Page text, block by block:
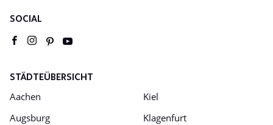
SOCIAL
facebookinstagram
pinterest
STÄDTEÜBERSICHT
Aachen
Augsburg
Kiel
Klagenfurt